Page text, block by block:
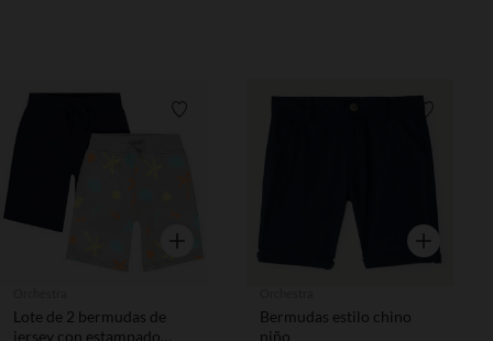
Lista de requisitos
Vista rápida
Lote de 2 bermudas de
jersey con estampado
Lista de
Vista rápida
Bermudas estilo chino
niño